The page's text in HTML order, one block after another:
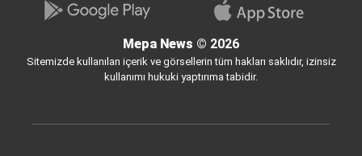
Mepa News © 2026
Sitemizde kullanılan içerik ve görsellerin tüm hakları saklıdır, izinsiz
kullanımı hukuki yaptırıma tabidir.